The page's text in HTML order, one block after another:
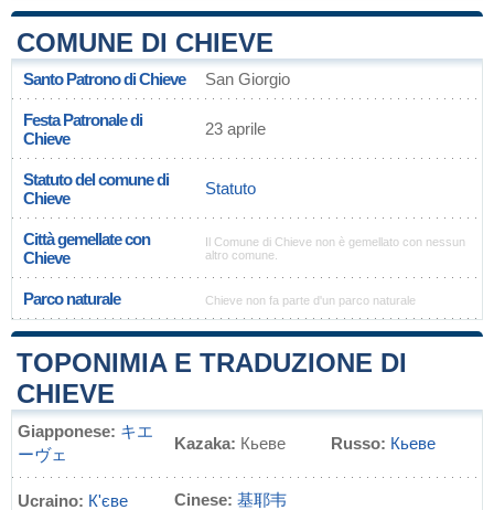
COMUNE DI CHIEVE
Santo Patrono di Chieve San Giorgio
Festa Patronale di
Chieve
23 aprile
Statuto del comune di
Chieve
Statuto
Città gemellate con
Chieve
Il Comune di Chieve non è gemellato con nessun
altro comune.
Parco naturale Chieve non fa parte d'un parco naturale
TOPONIMIA E TRADUZIONE DI
CHIEVE
Giapponese: キエ
ーヴェ
Kazaka: Кьеве Russo: Кьеве
Ucraino: К'єве Cinese: 基耶韦